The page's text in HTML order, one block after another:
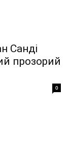
Санді
прозорий
0